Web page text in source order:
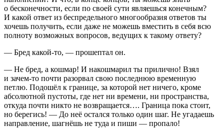
о бесконечности, если по своей сути являешься конечным?
И какой ответ из беспредельного многообразия ответов ты
хочешь получить, если даже не можешь вместить в себя всю
полноту возможных вопросов, ведущих к такому ответу?
— Бред какой-то, — прошептал он.
— Не бред, а кошмар! И накошмарил ты прилично! Взял
и зачем-то почти разорвал свою последнюю временную
петлю. Подошёл к границе, за которой нет ничего, кроме
абсолютной пустоты, где нет ни времени, ни пространства,
откуда почти никто не возвращается…. Граница пока стоит,
но берегись! — До неё остался только один шаг. Не угадаешь
направление, шагнёшь не туда и пиши — пропало!